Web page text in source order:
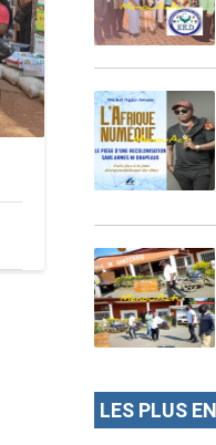
LES PLUS